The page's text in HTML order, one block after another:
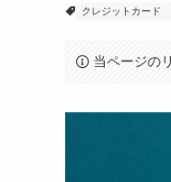
クレジットカード
当ページの